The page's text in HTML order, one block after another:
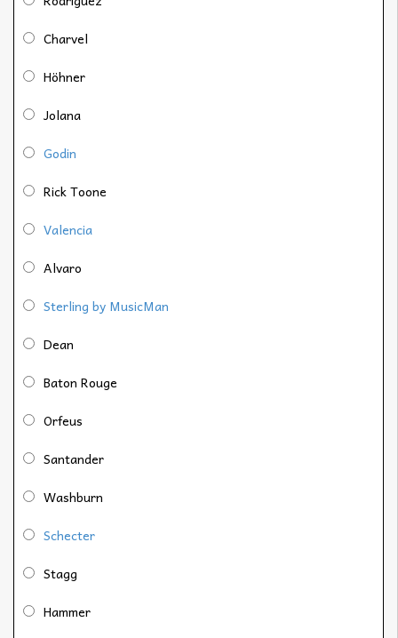
Charvel
Höhner
Jolana
Godin
Rick Toone
Valencia
Alvaro
Sterling by MusicMan
Dean
Baton Rouge
Orfeus
Santander
Washburn
Schecter
Stagg
Hammer